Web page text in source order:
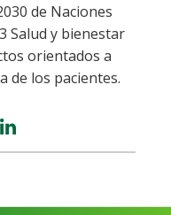
de Naciones
Salud y bienestar
orientados a
de los pacientes.
share